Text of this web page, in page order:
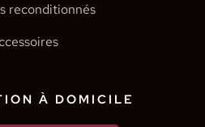
reconditionnés
À DOMICILE